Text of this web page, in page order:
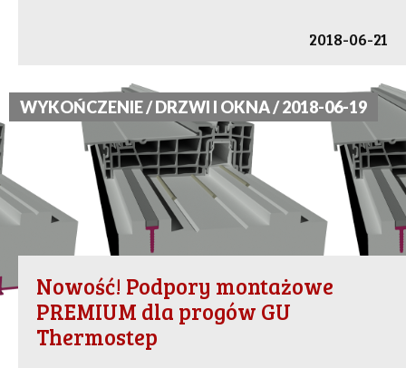
2018-06-21
WYKOŃCZENIE / DRZWI I OKNA / 2018-06-19
Nowość! Podpory montażowe
PREMIUM dla progów GU
Thermostep